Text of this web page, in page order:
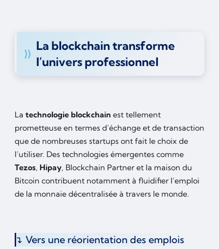
La blockchain transforme
l’univers professionnel
La technologie blockchain est tellement
prometteuse en termes d’échange et de transaction
que de nombreuses startups ont fait le choix de
l’utiliser. Des technologies émergentes comme
Tezos, Hipay, Blockchain Partner et la maison du
Bitcoin contribuent notamment à fluidifier l’emploi
de la monnaie décentralisée à travers le monde.
Vers une réorientation des emplois